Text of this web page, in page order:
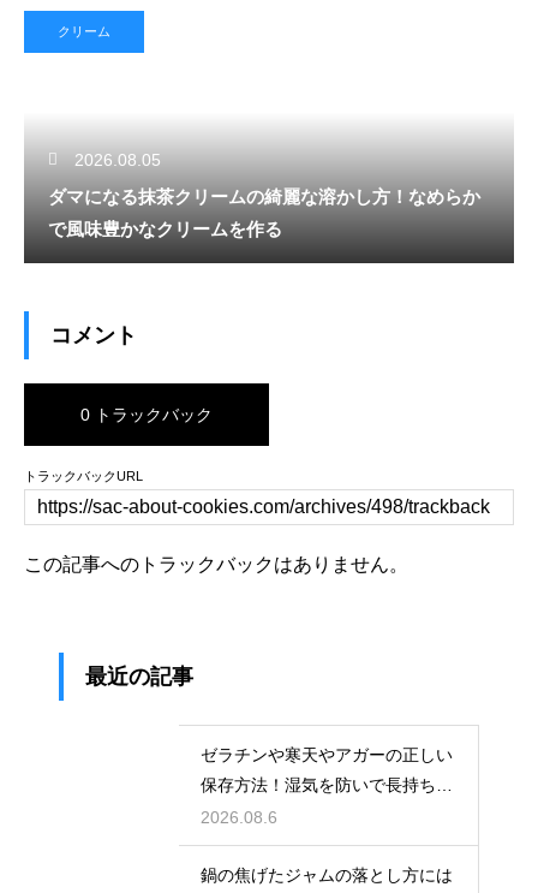
クリーム
2026.08.05
ダマになる抹茶クリームの綺麗な溶かし方！なめらか
で風味豊かなクリームを作る
コメント
0 トラックバック
トラックバックURL
この記事へのトラックバックはありません。
最近の記事
ゼラチンや寒天やアガーの正しい
保存方法！湿気を防いで長持ちさ
せるコツ
2026.08.6
鍋の焦げたジャムの落とし方には